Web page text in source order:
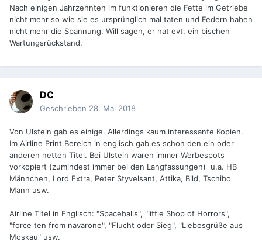
Nach einigen Jahrzehnten im funktionieren die Fette im Getriebe
nicht mehr so wie sie es ursprünglich mal taten und Federn haben
nicht mehr die Spannung. Will sagen, er hat evt. ein bischen
Wartungsrückstand.
DC
Geschrieben 28. Mai 2018
Von Ulstein gab es einige. Allerdings kaum interessante Kopien.
Im Airline Print Bereich in englisch gab es schon den ein oder
anderen netten Titel. Bei Ulstein waren immer Werbespots
vorkopiert (zumindest immer bei den Langfassungen) u.a. HB
Männchen, Lord Extra, Peter Styvelsant, Attika, Bild, Tschibo
Mann usw.
Airline Titel in Englisch: "Spaceballs", "little Shop of Horrors",
"force ten from navarone", "Flucht oder Sieg", "Liebesgrüße aus
Moskau" usw.